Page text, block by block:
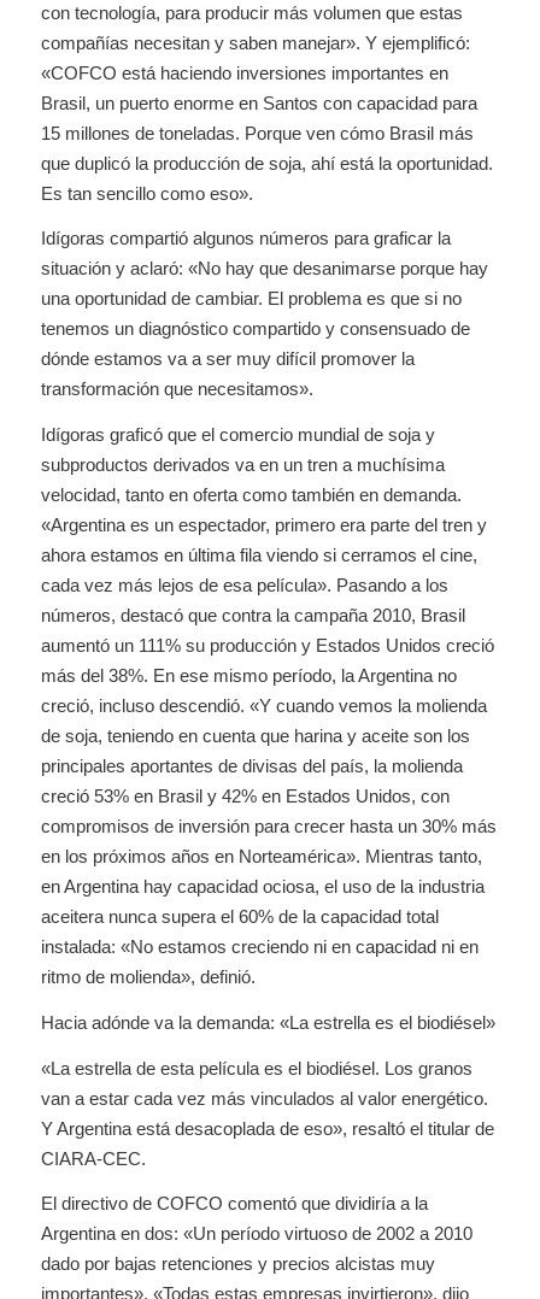
con tecnología, para producir más volumen que estas
compañías necesitan y saben manejar». Y ejemplificó:
«COFCO está haciendo inversiones importantes en
Brasil, un puerto enorme en Santos con capacidad para
15 millones de toneladas. Porque ven cómo Brasil más
que duplicó la producción de soja, ahí está la oportunidad.
Es tan sencillo como eso».
Idígoras compartió algunos números para graficar la
situación y aclaró: «No hay que desanimarse porque hay
una oportunidad de cambiar. El problema es que si no
tenemos un diagnóstico compartido y consensuado de
dónde estamos va a ser muy difícil promover la
transformación que necesitamos».
Idígoras graficó que el comercio mundial de soja y
subproductos derivados va en un tren a muchísima
velocidad, tanto en oferta como también en demanda.
«Argentina es un espectador, primero era parte del tren y
ahora estamos en última fila viendo si cerramos el cine,
cada vez más lejos de esa película». Pasando a los
números, destacó que contra la campaña 2010, Brasil
aumentó un 111% su producción y Estados Unidos creció
más del 38%. En ese mismo período, la Argentina no
creció, incluso descendió. «Y cuando vemos la molienda
de soja, teniendo en cuenta que harina y aceite son los
principales aportantes de divisas del país, la molienda
creció 53% en Brasil y 42% en Estados Unidos, con
compromisos de inversión para crecer hasta un 30% más
en los próximos años en Norteamérica». Mientras tanto,
en Argentina hay capacidad ociosa, el uso de la industria
aceitera nunca supera el 60% de la capacidad total
instalada: «No estamos creciendo ni en capacidad ni en
ritmo de molienda», definió.
Hacia adónde va la demanda: «La estrella es el biodiésel»
«La estrella de esta película es el biodiésel. Los granos
van a estar cada vez más vinculados al valor energético.
Y Argentina está desacoplada de eso», resaltó el titular de
CIARA-CEC.
El directivo de COFCO comentó que dividiría a la
Argentina en dos: «Un período virtuoso de 2002 a 2010
dado por bajas retenciones y precios alcistas muy
importantes». «Todas estas empresas invirtieron», dijo